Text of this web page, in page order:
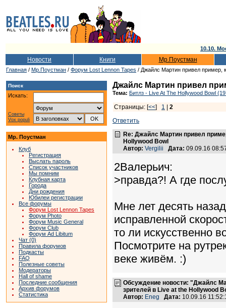
10.10.
Новости Книги Мр.Поустман
Главная / Мр.Поустман / Форум Lost Lennon Tapes / Джайлс Мартин привел пример,
Поиск
Искать:
Советы
Vox populi
Мр. Поустман
Клуб
Регистрация
Выслать пароль
Список участников
Мы помним
Клубная карта
Города
Дни рождения
Юбилеи регистрации
Все форумы
Форум Lost Lennon Tapes
Форум Photo
Форум Music General
Форум Club
Форум Ad Libitum
Чат (0)
Правила форумов
Подкасты
FAQ
Полезные советы
Модераторы
Hall of shame
Последние сообщения
Архив форумов
Статистика
Джайлс Мартин привел
Тема: Битлз - Live At The Hollywood Bowl
Страницы: [<<] 1
2
Ответить
Re: Джайлс Мартин привел
Hollywood Bowl
Автор: Vergilii Дата: 09.09.16
2Валерьич:
>правда?! А где
Мне лет десять
исправленной
то ли искусственно
Посмотрите на
веке живём. :)
Обсуждение новости: "Джайлс
зрителей в Live at the Hollywood
Автор: Eneg Дата: 10.09.16